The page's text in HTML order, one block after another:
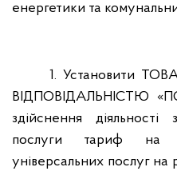
енергетики та
1. Установити
ВІДПОВІДАЛЬНІСТЮ «
здійснення діяльності
послуги тариф на
універсальних послуг на